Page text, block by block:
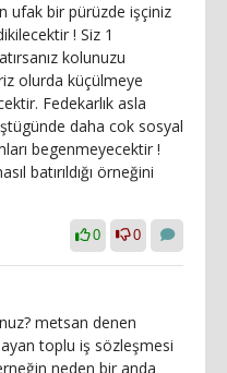
ufak bir pürüzde işçiniz
! Siz 1
kolunuzu
olurda küçülmeye
Fedekarlık asla
daha cok sosyal
begenmeyecektir !
batırıldığı örneğini
0 0
metsan denen
toplu iş sözleşmesi
neden bir anda